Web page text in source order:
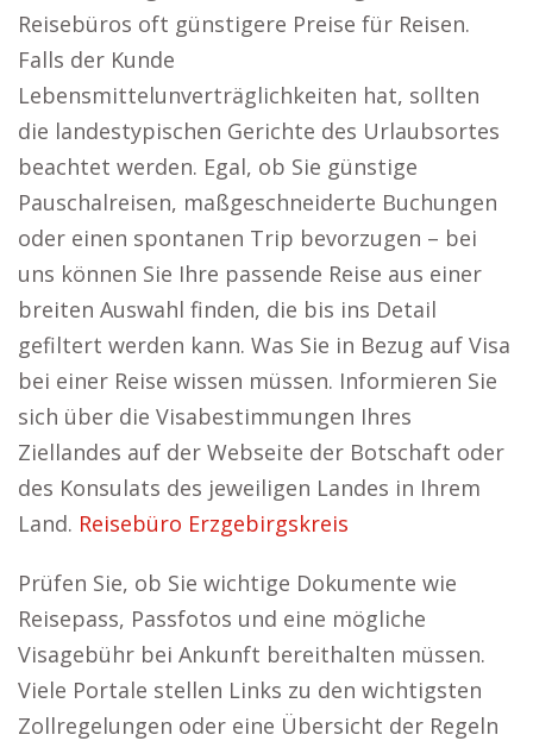
Reisebüros oft günstigere Preise für Reisen.
Falls der Kunde
Lebensmittelunverträglichkeiten hat, sollten
die landestypischen Gerichte des Urlaubsortes
beachtet werden. Egal, ob Sie günstige
Pauschalreisen, maßgeschneiderte Buchungen
oder einen spontanen Trip bevorzugen – bei
uns können Sie Ihre passende Reise aus einer
breiten Auswahl finden, die bis ins Detail
gefiltert werden kann. Was Sie in Bezug auf Visa
bei einer Reise wissen müssen. Informieren Sie
sich über die Visabestimmungen Ihres
Ziellandes auf der Webseite der Botschaft oder
des Konsulats des jeweiligen Landes in Ihrem
Land. Reisebüro Erzgebirgskreis
Prüfen Sie, ob Sie wichtige Dokumente wie
Reisepass, Passfotos und eine mögliche
Visagebühr bei Ankunft bereithalten müssen.
Viele Portale stellen Links zu den wichtigsten
Zollregelungen oder eine Übersicht der Regeln